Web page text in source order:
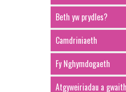
Beth yw prydles?
Camdriniaeth
Fy Nghymdogaeth
Atgyweiriadau a